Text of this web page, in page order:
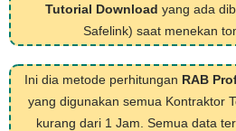
Tutorial Download yang ada
Safelink) saat menekan
Ini dia metode perhitungan RAB
yang digunakan semua Kontraktor
kurang dari 1 Jam. Semua data